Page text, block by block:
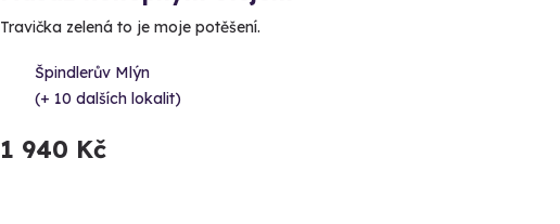
Travička zelená to je moje potěšení.
Špindlerův Mlýn
(+ 10 dalších lokalit)
1 940 Kč